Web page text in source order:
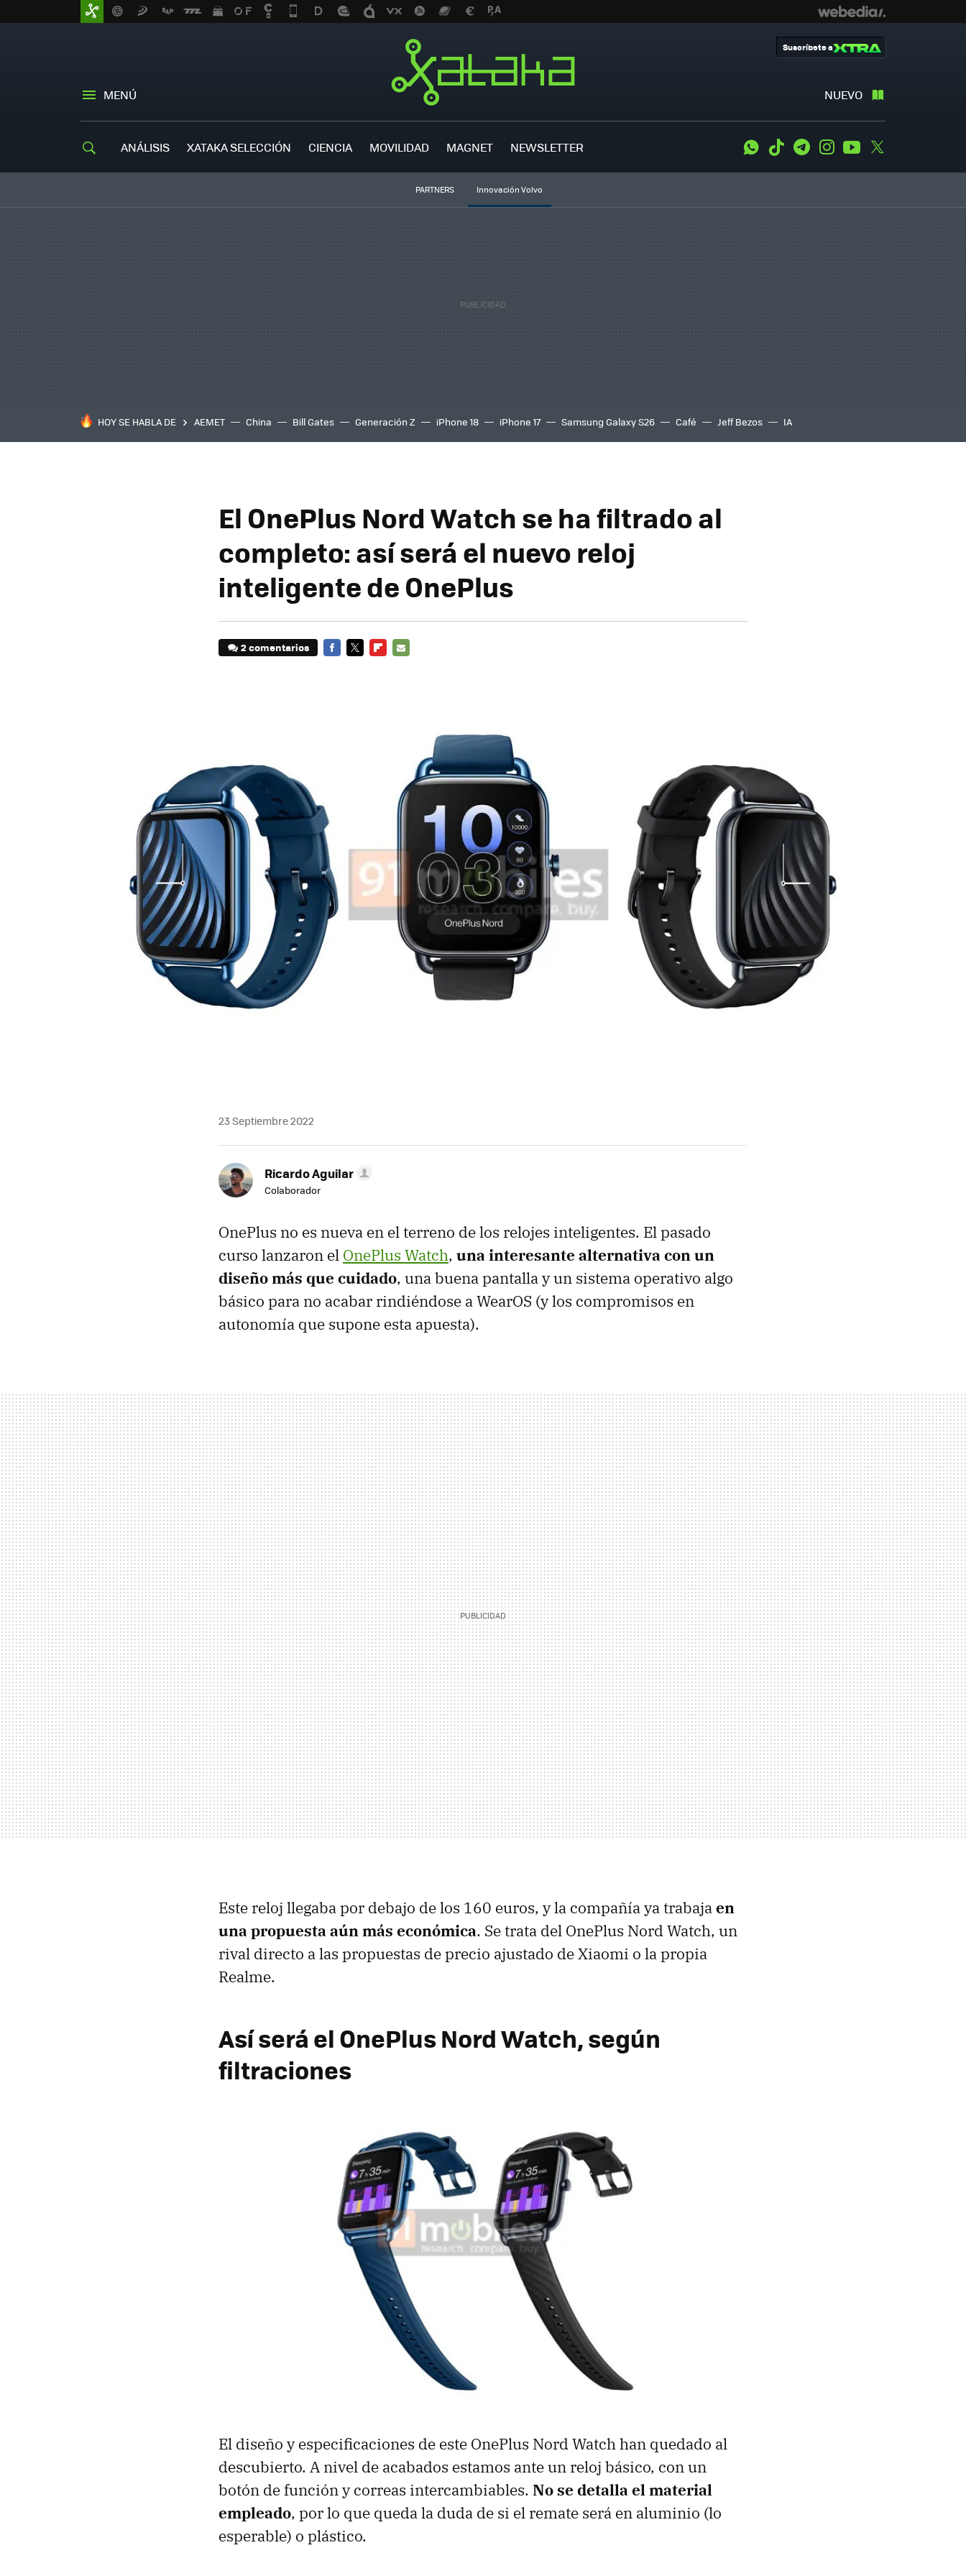
MENÚ NUEVO
Suscríbete a
ANÁLISIS XATAKA SELECCIÓN CIENCIA MOVILIDAD MAGNET NEWSLETTER WhatsApp
Tiktok TelegramInstagramYoutube
PARTNERS Innovación Volvo
HOY SE HABLA DE AEMET China Bill Gates Generación Z iPhone 18 iPhone 17 Samsung Galaxy S26 Café Jeff Bezos IA
El OnePlus Nord Watch se ha filtrado al
completo: así será el nuevo reloj
inteligente de OnePlus
2 comentarios
23 Septiembre 2022
Ricardo Aguilar
Colaborador
OnePlus no es nueva en el terreno de los relojes inteligentes. El pasado
curso lanzaron el OnePlus Watch, una interesante alternativa con un
diseño más que cuidado, una buena pantalla y un sistema operativo algo
básico para no acabar rindiéndose a WearOS (y los compromisos en
autonomía que supone esta apuesta).
Este reloj llegaba por debajo de los 160 euros, y la compañía ya trabajaen
una propuesta aún más económica. Se trata del OnePlus Nord Watch, un
rival directo a las propuestas de precio ajustado de Xiaomi o la propia
Realme.
Así será el OnePlus Nord Watch, según
filtraciones
El diseño y especificaciones de este OnePlus Nord Watch han quedado al
descubierto. A nivel de acabados estamos ante un reloj básico, con un
botón de función y correas intercambiables. No se detalla el material
empleado, por lo que queda la duda de si el remate será en aluminio (lo
esperable) o plástico.